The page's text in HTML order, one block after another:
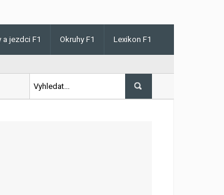
a jezdci F1 Okruhy F1 Lexikon F1
letos poprvé vyhrál kvalifikaci